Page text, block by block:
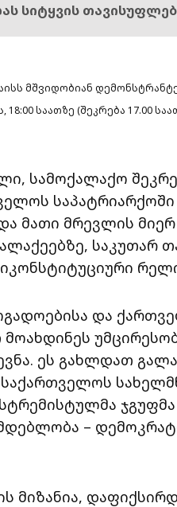
სიტყვის
მშვიდობიან
საათზე (შეკრება 17.00
სამოქალაქო
მათი მრევლის მიერ
საკუთარ
და
ეს გახლდათ
–
მიზანია,